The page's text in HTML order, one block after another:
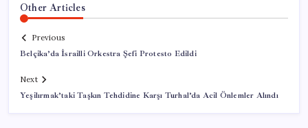
Other Articles
Previous
Belçika’da İsrailli Orkestra Şefi Protesto Edildi
Next
Yeşilırmak’taki Taşkın Tehdidine Karşı Turhal’da Acil Önlemler Alındı